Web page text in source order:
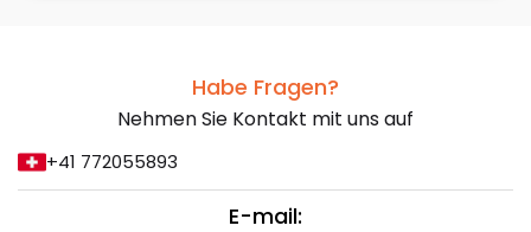
Habe Fragen?
Nehmen Sie Kontakt mit uns auf
+41 772055893
E-mail: